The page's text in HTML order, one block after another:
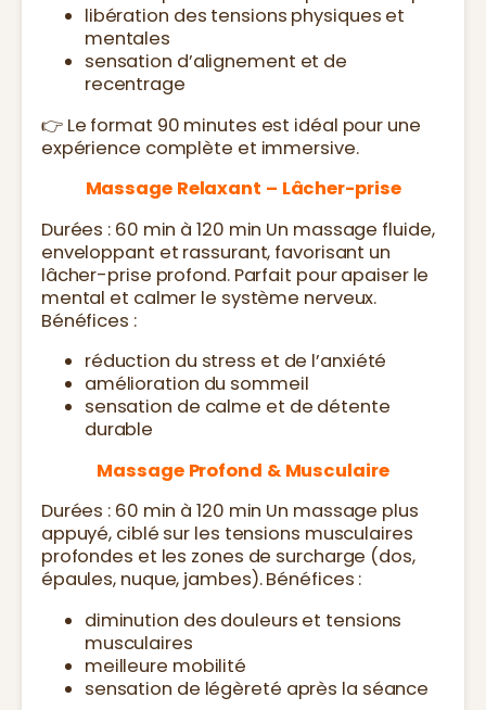
libération des tensions physiques et
mentales
sensation d’alignement et de
recentrage
👉 Le format 90 minutes est idéal pour une
expérience complète et immersive.
Massage Relaxant – Lâcher-prise
Durées : 60 min à 120 min Un massage fluide,
enveloppant et rassurant, favorisant un
lâcher-prise profond. Parfait pour apaiser le
mental et calmer le système nerveux.
Bénéfices :
réduction du stress et de l’anxiété
amélioration du sommeil
sensation de calme et de détente
durable
Massage Profond & Musculaire
Durées : 60 min à 120 min Un massage plus
appuyé, ciblé sur les tensions musculaires
profondes et les zones de surcharge (dos,
épaules, nuque, jambes). Bénéfices :
diminution des douleurs et tensions
musculaires
meilleure mobilité
sensation de légèreté après la séance